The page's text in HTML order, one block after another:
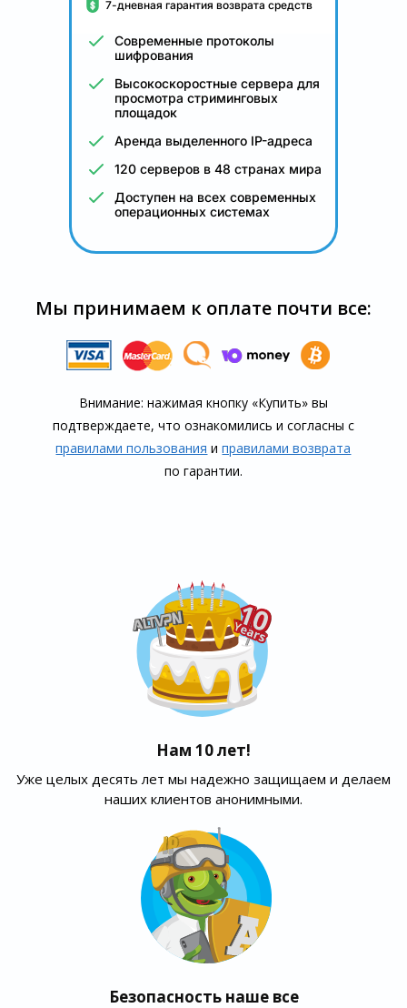
7-дневная гарантия возврата средств
Современные протоколы
шифрования
Высокоскоростные сервера для
просмотра стриминговых
площадок
Аренда выделенного IP-адреса
120 серверов в 48 странах мира
Доступен на всех современных
операционных системах
Мы принимаем к оплате почти все:
Внимание: нажимая кнопку «Купить» вы
подтверждаете, что озна­комились и согласны с
правилами пользования иправилами воз­врата
по гарантии.
Нам 10 лет!
Уже целых десять лет мы надежно защищаем и делаем
наших клиентов анонимными.
Безопасность наше все